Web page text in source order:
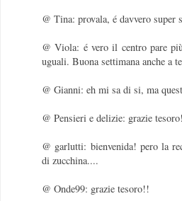
@ Tina: provala, é davvero super
@ Viola: é vero il centro pare
uguali. Buona settimana anche a
@ Gianni: eh mi sa di si, ma
@ Pensieri e delizie: grazie
@ garlutti: bienvenida! pero la
di zucchina....
@ Onde99: grazie tesoro!!